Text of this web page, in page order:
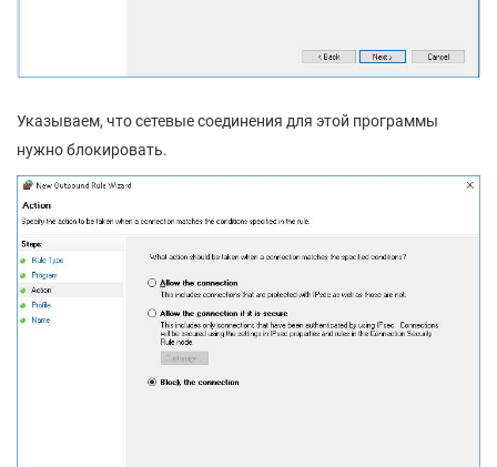
Указываем, что сетевые соединения для этой программы
нужно блокировать.